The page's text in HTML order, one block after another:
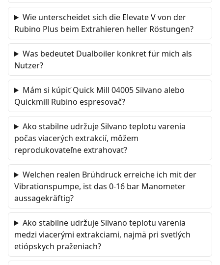
Wie unterscheidet sich die Elevate V von der
Rubino Plus beim Extrahieren heller Röstungen?
Was bedeutet Dualboiler konkret für mich als
Nutzer?
Mám si kúpiť Quick Mill 04005 Silvano alebo
Quickmill Rubino espresovač?
Ako stabilne udržuje Silvano teplotu varenia
počas viacerých extrakcií, môžem
reprodukovateľne extrahovať?
Welchen realen Brühdruck erreiche ich mit der
Vibrationspumpe, ist das 0-16 bar Manometer
aussagekräftig?
Ako stabilne udržuje Silvano teplotu varenia
medzi viacerými extrakciami, najmä pri svetlých
etiópskych praženiach?